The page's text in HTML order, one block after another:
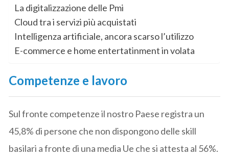
La digitalizzazione delle Pmi
Cloud tra i servizi più acquistati
Intelligenza artificiale, ancora scarso l’utilizzo
E-commerce e home entertatinment in volata
Competenze e lavoro
Sul fronte competenze il nostro Paese registra un
45,8% di persone che non dispongono delle skill
basilari a fronte di una media Ue che si attesta al 56%.